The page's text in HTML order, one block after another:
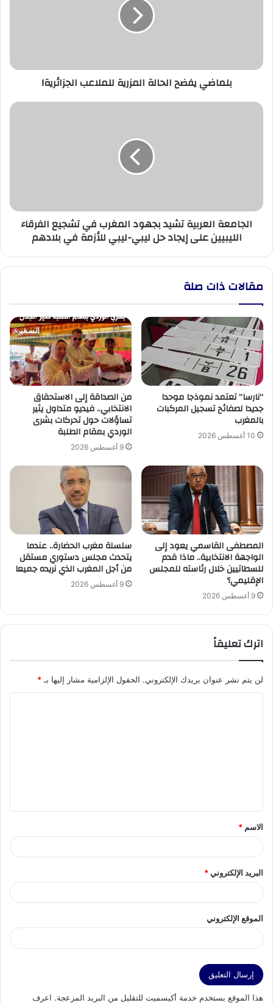
بلماضي يفضح الحالة المزرية للملاعب الجزائرية!
الجامعة
الليبيين
على
للأزمة
الجامعة العربية تشيد بجهود المغرب في تشجيع الفرقاء
الليبيين على إيجاد حل ليبي-ليبي للأزمة في بلادهم
مقالات ذات صلة
“نارسا” تعتمد نموذجا موحدا
جديدا لصفائح تسجيل المركبات
بالمغرب
10 أغسطس 2026
من الصداقة إلى الاستحقاق
الانتخابي.. فيديو متداول يثير
تساؤلات حول تحركات بشرى
الوردي بمقام الطلبة
9 أغسطس 2026
المصطفى القاسمي يعود إلى
الواجهة الانتخابية.. ماذا قدم
للسطاتيين خلال رئاسته للمجلس
الإقليمي؟
9 أغسطس 2026
سلسلة مغرب الحضارة.. عندما
يتحدث مجلس دستوري مستقل
من أجل المغرب الذي نريده جميعا
9 أغسطس 2026
اترك تعليقاً
لن يتم نشر عنوان بريدك الإلكتروني. الحقول الإلزامية مشار إليها بـ *
ق
*
الاسم *
البريد الإلكتروني*
الموقع الإلكتروني
هذا الموقع يستخدم خدمة أكيسميت للتقليل من البريد المزعجة. اعرف